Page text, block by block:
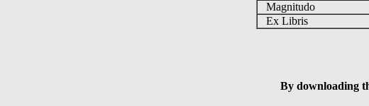
Magnitudo
Ex Libris
By downloading